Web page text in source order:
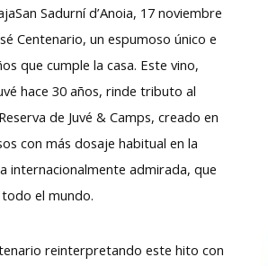
Sadurní d’Anoia, 17 noviembre
Centenario, un espumoso único e
que cumple la casa. Este vino,
hace 30 años, rinde tributo al
de Juvé & Camps, creado en
con más dosaje habitual en la
internacionalmente admirada, que
el mundo.
reinterpretando este hito con